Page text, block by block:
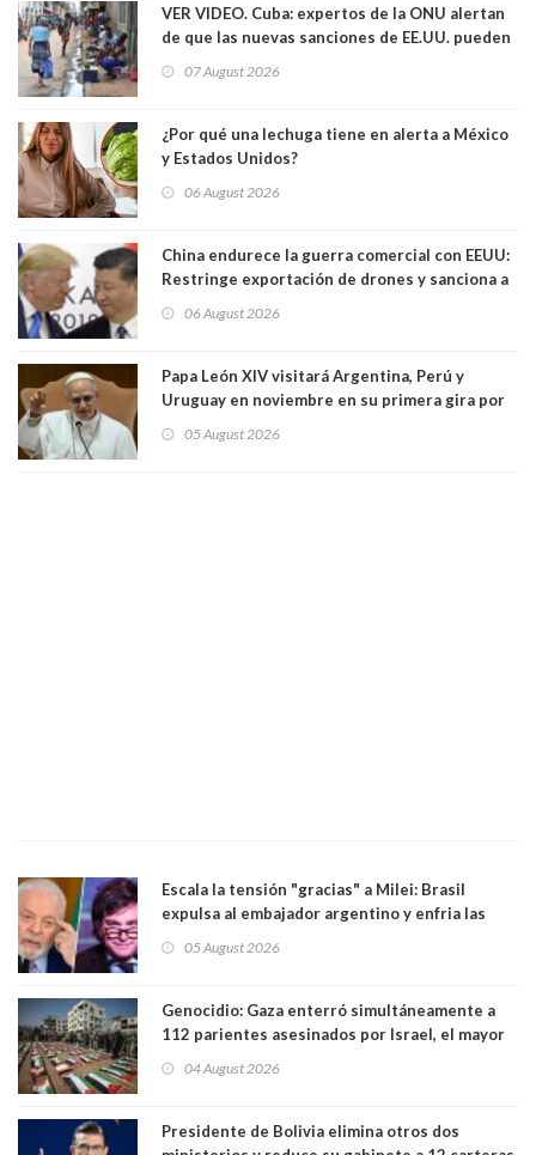
VER VIDEO. Cuba: expertos de la ONU alertan
de que las nuevas sanciones de EE.UU. pueden
07 August 2026
¿Por qué una lechuga tiene en alerta a México
y Estados Unidos?
06 August 2026
China endurece la guerra comercial con EEUU:
Restringe exportación de drones y sanciona a
06 August 2026
Papa León XIV visitará Argentina, Perú y
Uruguay en noviembre en su primera gira por
05 August 2026
Escala la tensión "gracias" a Milei: Brasil
expulsa al embajador argentino y enfria las
trasandino
05 August 2026
Genocidio: Gaza enterró simultáneamente a
112 parientes asesinados por Israel, el mayor
muertos figuran 44 niños y nueve ancianos
04 August 2026
Presidente de Bolivia elimina otros dos